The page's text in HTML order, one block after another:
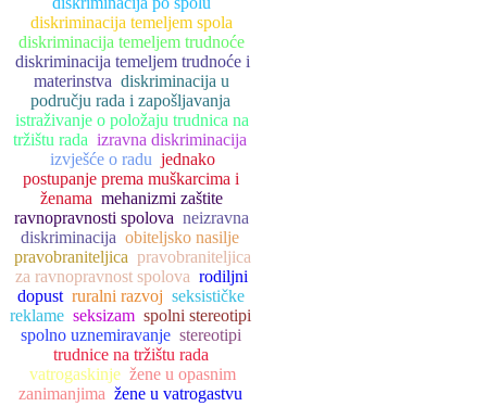
diskriminacija temeljem spola
diskriminacija temeljem trudnoće
diskriminacija temeljem trudnoće i
materinstva diskriminacija u
području rada i zapošljavanja
istraživanje o položaju trudnica na
tržištu rada izravna diskriminacija
izvješće o radu jednako
postupanje prema muškarcima i
ženama mehanizmi zaštite
ravnopravnosti spolova neizravna
diskriminacija obiteljsko nasilje
pravobraniteljica pravobraniteljica
za ravnopravnost spolova rodiljni
dopust ruralni razvoj seksističke
reklame seksizam spolni stereotipi
spolno uznemiravanje stereotipi
trudnice na tržištu rada
vatrogaskinje žene u opasnim
zanimanjima žene u vatrogastvu